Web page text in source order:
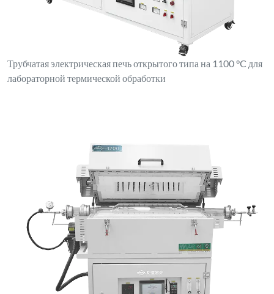
Трубчатая электрическая печь открытого типа на 1100 °C для
лабораторной термической обработки